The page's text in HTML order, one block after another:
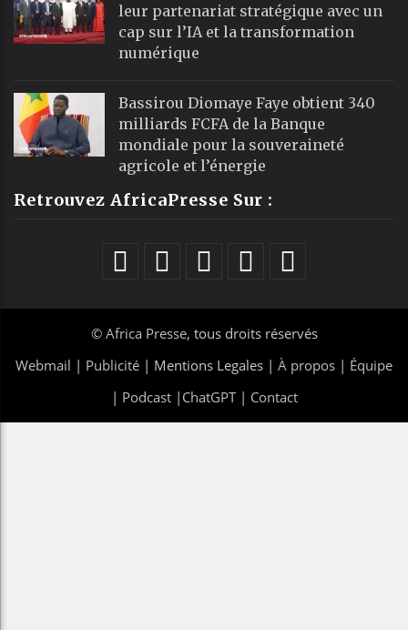
leur partenariat stratégique avec un
cap sur l’IA et la transformation
numérique
Bassirou Diomaye Faye obtient 340
milliards FCFA de la Banque
mondiale pour la souveraineté
agricole et l’énergie
Retrouvez AfricaPresse Sur :
© Africa Presse, tous droits réservés
Webmail | Publicité | Mentions Legales | À propos | Équipe
| Podcast| ChatGPT| Contact